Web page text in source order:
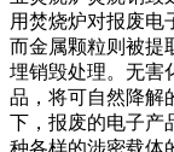
及安全管理，严禁
花蹦助力器简直是
面的一股泥石流，
明的东西更是被粉
不管是喜欢还是不
们能够在最短的时
理方案，并且将一
档查验。销毁流程
的清单及对产品销
案。、报废产品安
照片产品销毁处理
用焚烧炉对报废电
而金属颗粒则被提
埋销毁处理。无害
品，将可自然降解
下，报废的电子产